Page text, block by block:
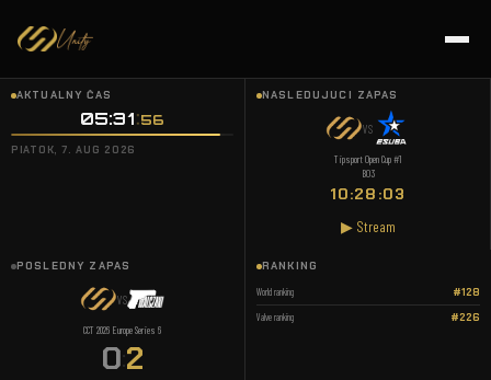
AKTUÁLNY ČAS
05:31 57
PIATOK, 7. AUG 2026
NASLEDUJÚCI ZÁPAS
VS
Tipsport Open Cup #1
BO3
10:28:02
▶ Stream
POSLEDNÝ ZÁPAS
VS
CCT 2026 Europe Series 6
0:2
RANKING
World ranking #128
Valve ranking #226